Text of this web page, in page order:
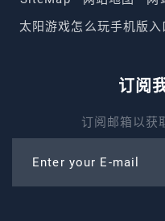
太阳游戏怎么玩手机版入
订阅
订阅邮箱以获
Enter your E-mail